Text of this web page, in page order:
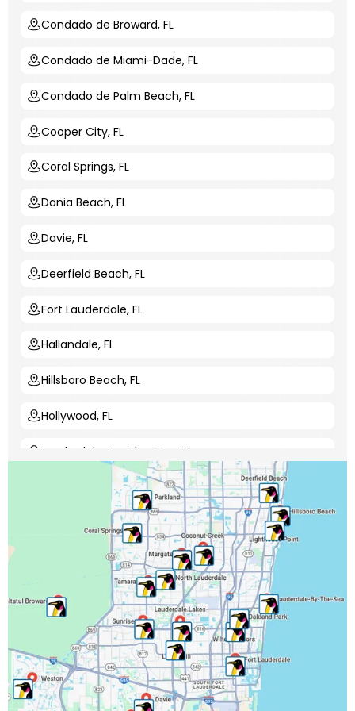
Condado de Broward, FL
Condado de Miami-Dade, FL
Condado de Palm Beach, FL
Cooper City, FL
Coral Springs, FL
Dania Beach, FL
Davie, FL
Deerfield Beach, FL
Fort Lauderdale, FL
Hallandale, FL
Hillsboro Beach, FL
Hollywood, FL
Lauderdale-By-The-Sea, FL
Lauderdale Lakes, FL
Lauderhill, FL
Lighthouse Point, FL
Margate, FL
Miramar, FL
North Lauderdale, FL
Oakland Park, FL